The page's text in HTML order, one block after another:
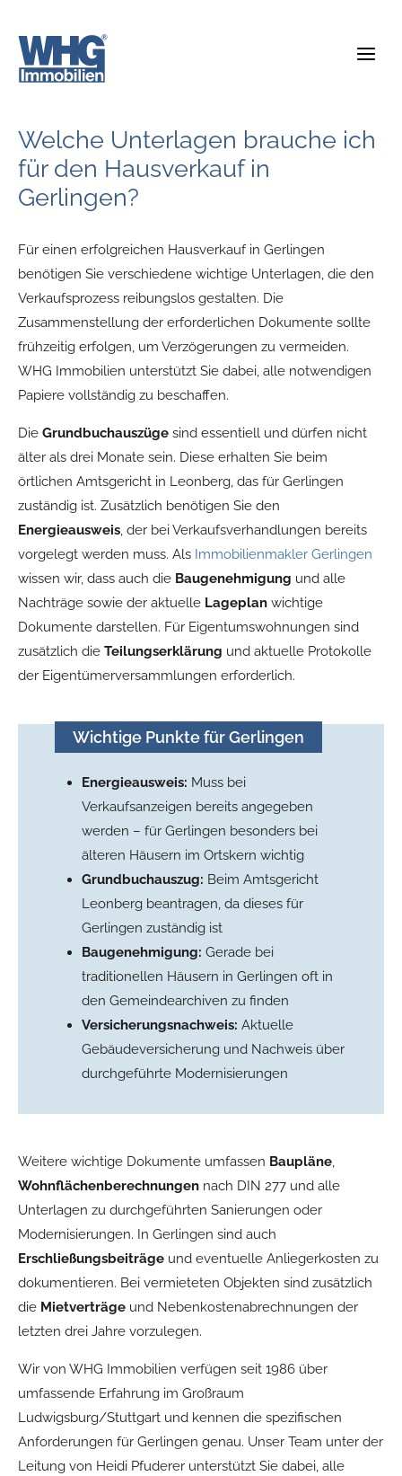
Inhalt
springen
Welche Unterlagen brauche ich
für den Hausverkauf in
Gerlingen?
Für einen erfolgreichen Hausverkauf in Gerlingen
benötigen Sie verschiedene wichtige Unterlagen, die den
Verkaufsprozess reibungslos gestalten. Die
Zusammenstellung der erforderlichen Dokumente sollte
frühzeitig erfolgen, um Verzögerungen zu vermeiden.
WHG Immobilien unterstützt Sie dabei, alle notwendigen
Papiere vollständig zu beschaffen.
Die Grundbuchauszüge sind essentiell und dürfen nicht
älter als drei Monate sein. Diese erhalten Sie beim
örtlichen Amtsgericht in Leonberg, das für Gerlingen
zuständig ist. Zusätzlich benötigen Sie den
Energieausweis, der bei Verkaufsverhandlungen bereits
vorgelegt werden muss. Als Immobilienmakler Gerlingen
wissen wir, dass auch die Baugenehmigung und alle
Nachträge sowie der aktuelle Lageplan wichtige
Dokumente darstellen. Für Eigentumswohnungen sind
zusätzlich die Teilungserklärung und aktuelle Protokolle
der Eigentümerversammlungen erforderlich.
Wichtige Punkte für Gerlingen
Energieausweis: Muss bei
Verkaufsanzeigen bereits angegeben
werden – für Gerlingen besonders bei
älteren Häusern im Ortskern wichtig
Grundbuchauszug: Beim Amtsgericht
Leonberg beantragen, da dieses für
Gerlingen zuständig ist
Baugenehmigung: Gerade bei
traditionellen Häusern in Gerlingen oft in
den Gemeindearchiven zu finden
Versicherungsnachweis: Aktuelle
Gebäudeversicherung und Nachweis über
durchgeführte Modernisierungen
Weitere wichtige Dokumente umfassen Baupläne,
Wohnflächenberechnungen nach DIN 277 und alle
Unterlagen zu durchgeführten Sanierungen oder
Modernisierungen. In Gerlingen sind auch
Erschließungsbeiträge und eventuelle Anliegerkosten zu
dokumentieren. Bei vermieteten Objekten sind zusätzlich
die Mietverträge und Nebenkostenabrechnungen der
letzten drei Jahre vorzulegen.
Wir von WHG Immobilien verfügen seit 1986 über
umfassende Erfahrung im Großraum
Ludwigsburg/Stuttgart und kennen die spezifischen
Anforderungen für Gerlingen genau. Unser Team unter der
Leitung von Heidi Pfuderer unterstützt Sie dabei, alle